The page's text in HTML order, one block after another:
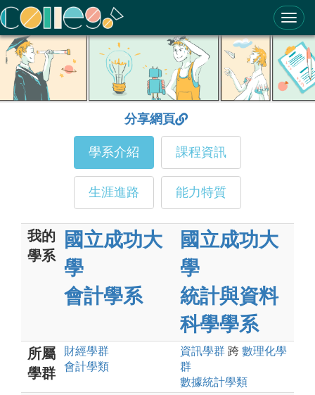
ColleGo! 大學選才與高中育才輔助系統
分享網頁
學系介紹 課程資訊
生涯進路 能力特質
我的
學系
國立成功大
學
會計學系
國立成功大
學
統計與資料
科學學系
所屬
學群
財經學群
會計學類
資訊學群 跨 數理化學
群
數據統計學類